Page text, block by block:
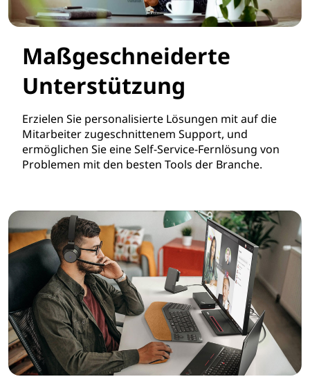
Maßgeschneiderte
Unterstützung
Erzielen Sie personalisierte Lösungen mit auf die
Mitarbeiter zugeschnittenem Support, und
ermöglichen Sie eine Self-Service-Fernlösung von
Problemen mit den besten Tools der Branche.